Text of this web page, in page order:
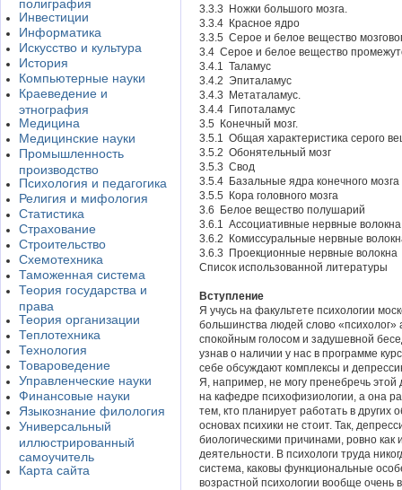
полиграфия
Инвестиции
Информатика
Искусство и культура
История
Компьютерные науки
Краеведение и
этнография
Медицина
Медицинские науки
Промышленность
производство
Психология и педагогика
Религия и мифология
Статистика
Страхование
Строительство
Схемотехника
Таможенная система
Теория государства и
права
Теория организации
Теплотехника
Технология
Товароведение
Управленческие науки
Финансовые науки
Языкознание филология
Универсальный
иллюстрированный
самоучитель
Карта сайта
3.3.3 Ножки большого мозга.
3.3.4 Красное ядро
3.3.5 Серое и белое вещество
3.4 Серое и белое вещество
3.4.1 Таламус
3.4.2 Эпиталамус
3.4.3 Метаталамус.
3.4.4 Гипоталамус
3.5 Конечный мозг.
3.5.1 Общая характеристика серого
3.5.2 Обонятельный мозг
3.5.3 Свод
3.5.4 Базальные ядра конечного мозга
3.5.5 Кора головного мозга
3.6 Белое вещество полушарий
3.6.1 Ассоциативные нервные
3.6.2 Комиссуральные нервные
3.6.3 Проекционные нервные волокна
Список использованной литературы
Вступление
Я учусь на факультете психологии
большинства людей слово
спокойным голосом и задушевной
узнав о наличии у нас в программе
себе обсуждают комплексы и
Я, например, не могу пренебречь
на кафедре психофизиологии, а она
тем, кто планирует работать в других
основах психики не стоит. Так,
биологическими причинами, ровно
деятельности. В психологи труда
система, каковы функциональные
возрастной психологии вообще очень